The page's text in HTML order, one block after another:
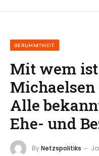
BERUHMTHEIT
Mit wem
Alle
Ehe- und
ByNetzspolitiks